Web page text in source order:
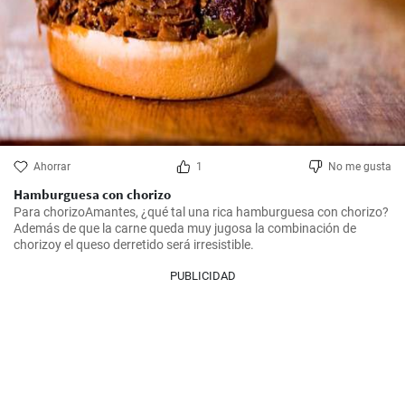
Ahorrar 1 No me gusta
Hamburguesa con chorizo
Para chorizoAmantes, ¿qué tal una rica hamburguesa con chorizo?
Además de que la carne queda muy jugosa la combinación de
chorizoy el queso derretido será irresistible.
PUBLICIDAD